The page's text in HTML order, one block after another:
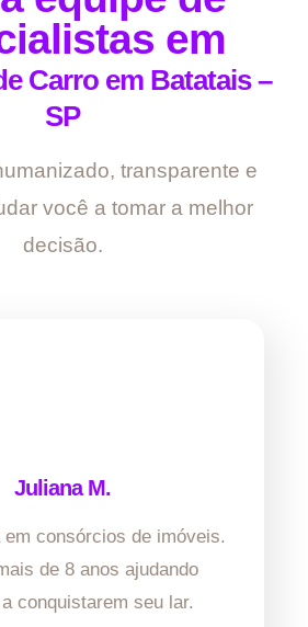
em
Carro em Batatais –
SP
transparente e
você a tomar a melhor
decisão.
Juliana M.
consórcios de imóveis.
de 8 anos ajudando
conquistarem seu lar.